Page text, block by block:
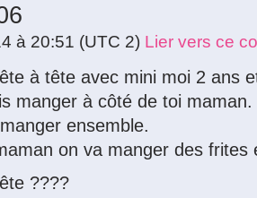
à 20:51 (UTC 2) Lier vers ce
à tête avec mini moi 2 ans
manger à côté de toi maman.
ensemble.
on va manger des frites
????